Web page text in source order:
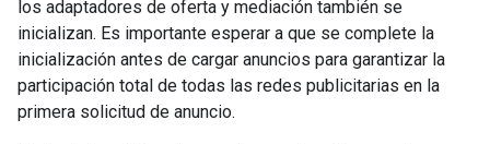
los adaptadores de oferta y mediación también se
inicializan. Es importante esperar a que se complete la
inicialización antes de cargar anuncios para garantizar la
participación total de todas las redes publicitarias en la
primera solicitud de anuncio.